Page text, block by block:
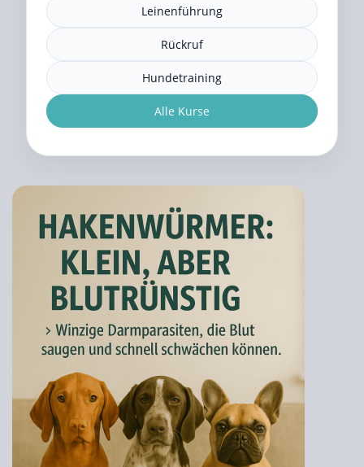
Leinenführung
Rückruf
Hundetraining
Alle Kurse